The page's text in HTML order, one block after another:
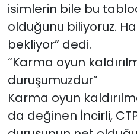
isimlerin bile bu
olduğunu biliyoruz.
bekliyor” dedi.
“Karma oyun
duruşumuzdur”
Karma oyun
da değinen İncirli,